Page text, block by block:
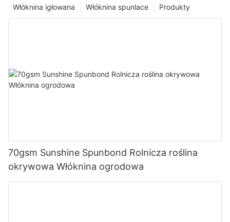
Produkty
Włóknina spunlace
Włóknina igłowana
70gsm Sunshine Spunbond Rolnicza roślina
okrywowa Włóknina ogrodowa